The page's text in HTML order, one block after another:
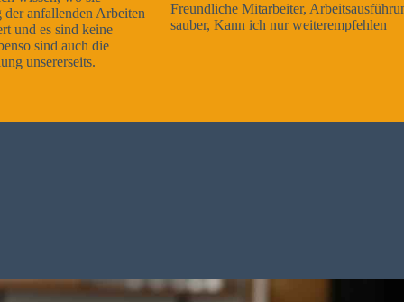
Freundliche Mitarbeiter, Arbeitsausführung sehr gut und sehr
sauber, Kann ich nur weiterempfehlen